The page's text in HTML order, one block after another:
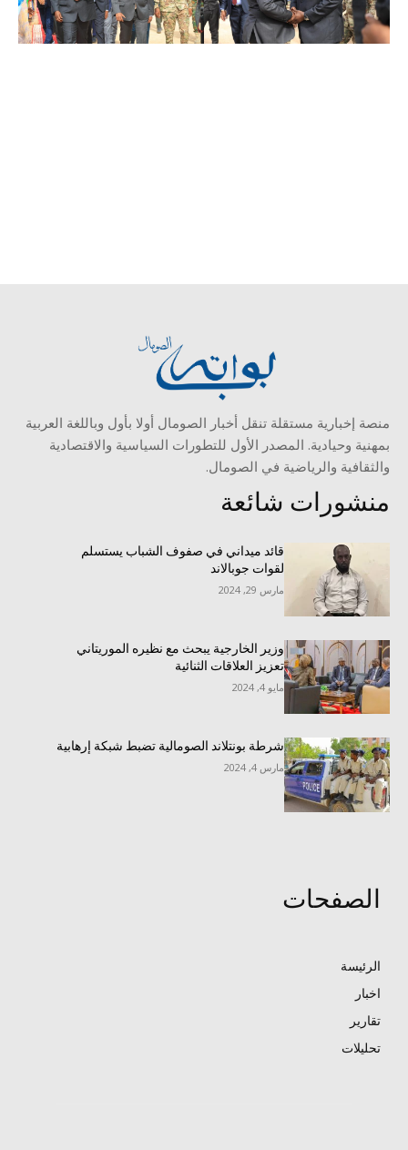
منصة إخبارية مستقلة تنقل أخبار الصومال أولا بأول وباللغة العربية
بمهنية وحيادية. المصدر الأول للتطورات السياسية والاقتصادية
والثقافية والرياضية في الصومال.
منشورات شائعة
قائد ميداني في صفوف الشباب يستسلم
لقوات جوبالاند
مارس 29, 2024
وزير الخارجية يبحث مع نظيره الموريتاني
تعزيز العلاقات الثنائية
مايو 4, 2024
شرطة بونتلاند الصومالية تضبط شبكة إرهابية
مارس 4, 2024
الصفحات
الرئيسة
اخبار
تقارير
تحليلات